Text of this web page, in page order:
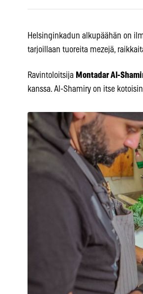
Helsinginkadun alkupäähän on
tarjoillaan tuoreita mezejä,
Ravintoloitsija Montadar Al-
kanssa. Al-Shamiry on itse